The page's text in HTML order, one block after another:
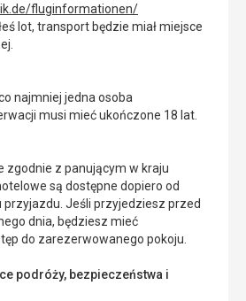
fluginformationen/
lot, transport będzie miał miejsce
najmniej jedna osoba
musi mieć ukończone 18 lat.
zgodnie z panującym w kraju
są dostępne dopiero od
przyjazdu. Jeśli przyjedziesz przed
dnia, będziesz mieć
do zarezerwowanego pokoju.
podróży, bezpieczeństwa i